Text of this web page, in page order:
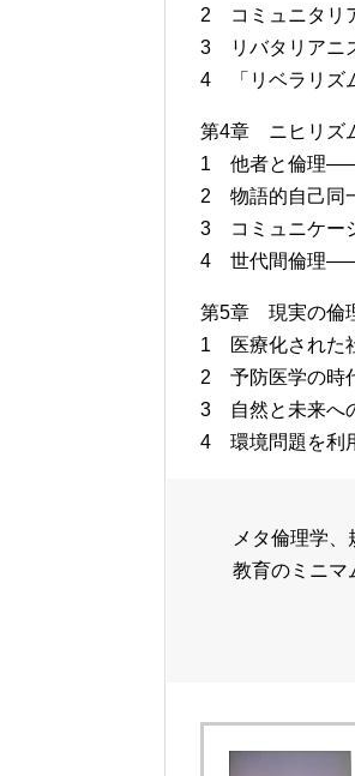
2 コミュニタリ
3 リバタリアニ
4 「リベラリズ
第4章 ニヒリズ
1 他者と倫理
2 物語的自己同
3 コミュニケー
4 世代間倫理
第5章 現実の倫
1 医療化された
2 予防医学の時
3 自然と未来へ
4 環境問題を利
メタ倫理学
教育のミニマ